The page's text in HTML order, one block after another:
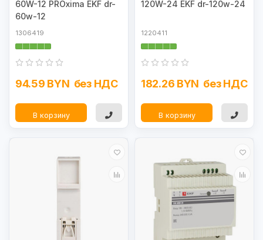
60W-12 PROxima EKF dr-
60w-12
1306419
94.59 BYN без НДС
В корзину
120W-24 EKF dr-120w-24
1220411
182.26 BYN без НДС
В корзину